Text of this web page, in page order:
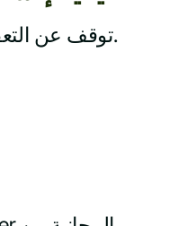
🎬 توقف عن التعقيد. ابدأ بالابتكار.